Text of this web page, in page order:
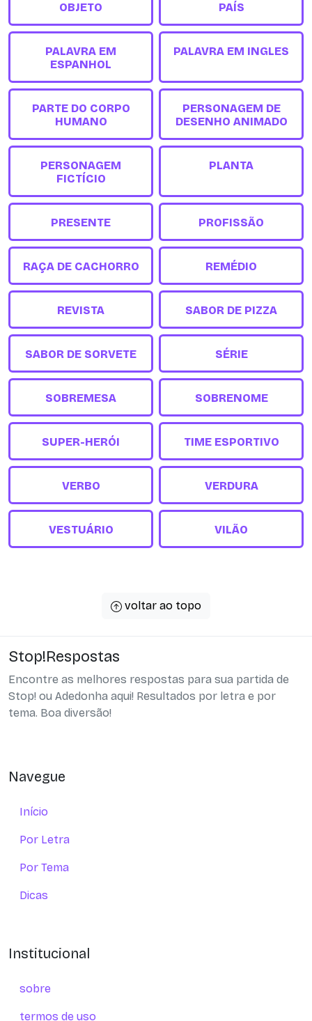
OBJETO PAÍS
PALAVRA EM
ESPANHOL
PALAVRA EM INGLES
PARTE DO CORPO
HUMANO
PERSONAGEM DE
DESENHO ANIMADO
PERSONAGEM
FICTÍCIO
PLANTA
PRESENTE PROFISSÃO
RAÇA DE CACHORRO REMÉDIO
REVISTA SABOR DE PIZZA
SABOR DE SORVETE SÉRIE
SOBREMESA SOBRENOME
SUPER-HERÓI TIME ESPORTIVO
VERBO VERDURA
VESTUÁRIO VILÃO
voltar ao topo
Stop!Respostas
Encontre as melhores respostas para sua partida de
Stop! ou Adedonha aqui! Resultados por letra e por
tema. Boa diversão!
Navegue
Início
Por Letra
Por Tema
Dicas
Institucional
sobre
termos de uso